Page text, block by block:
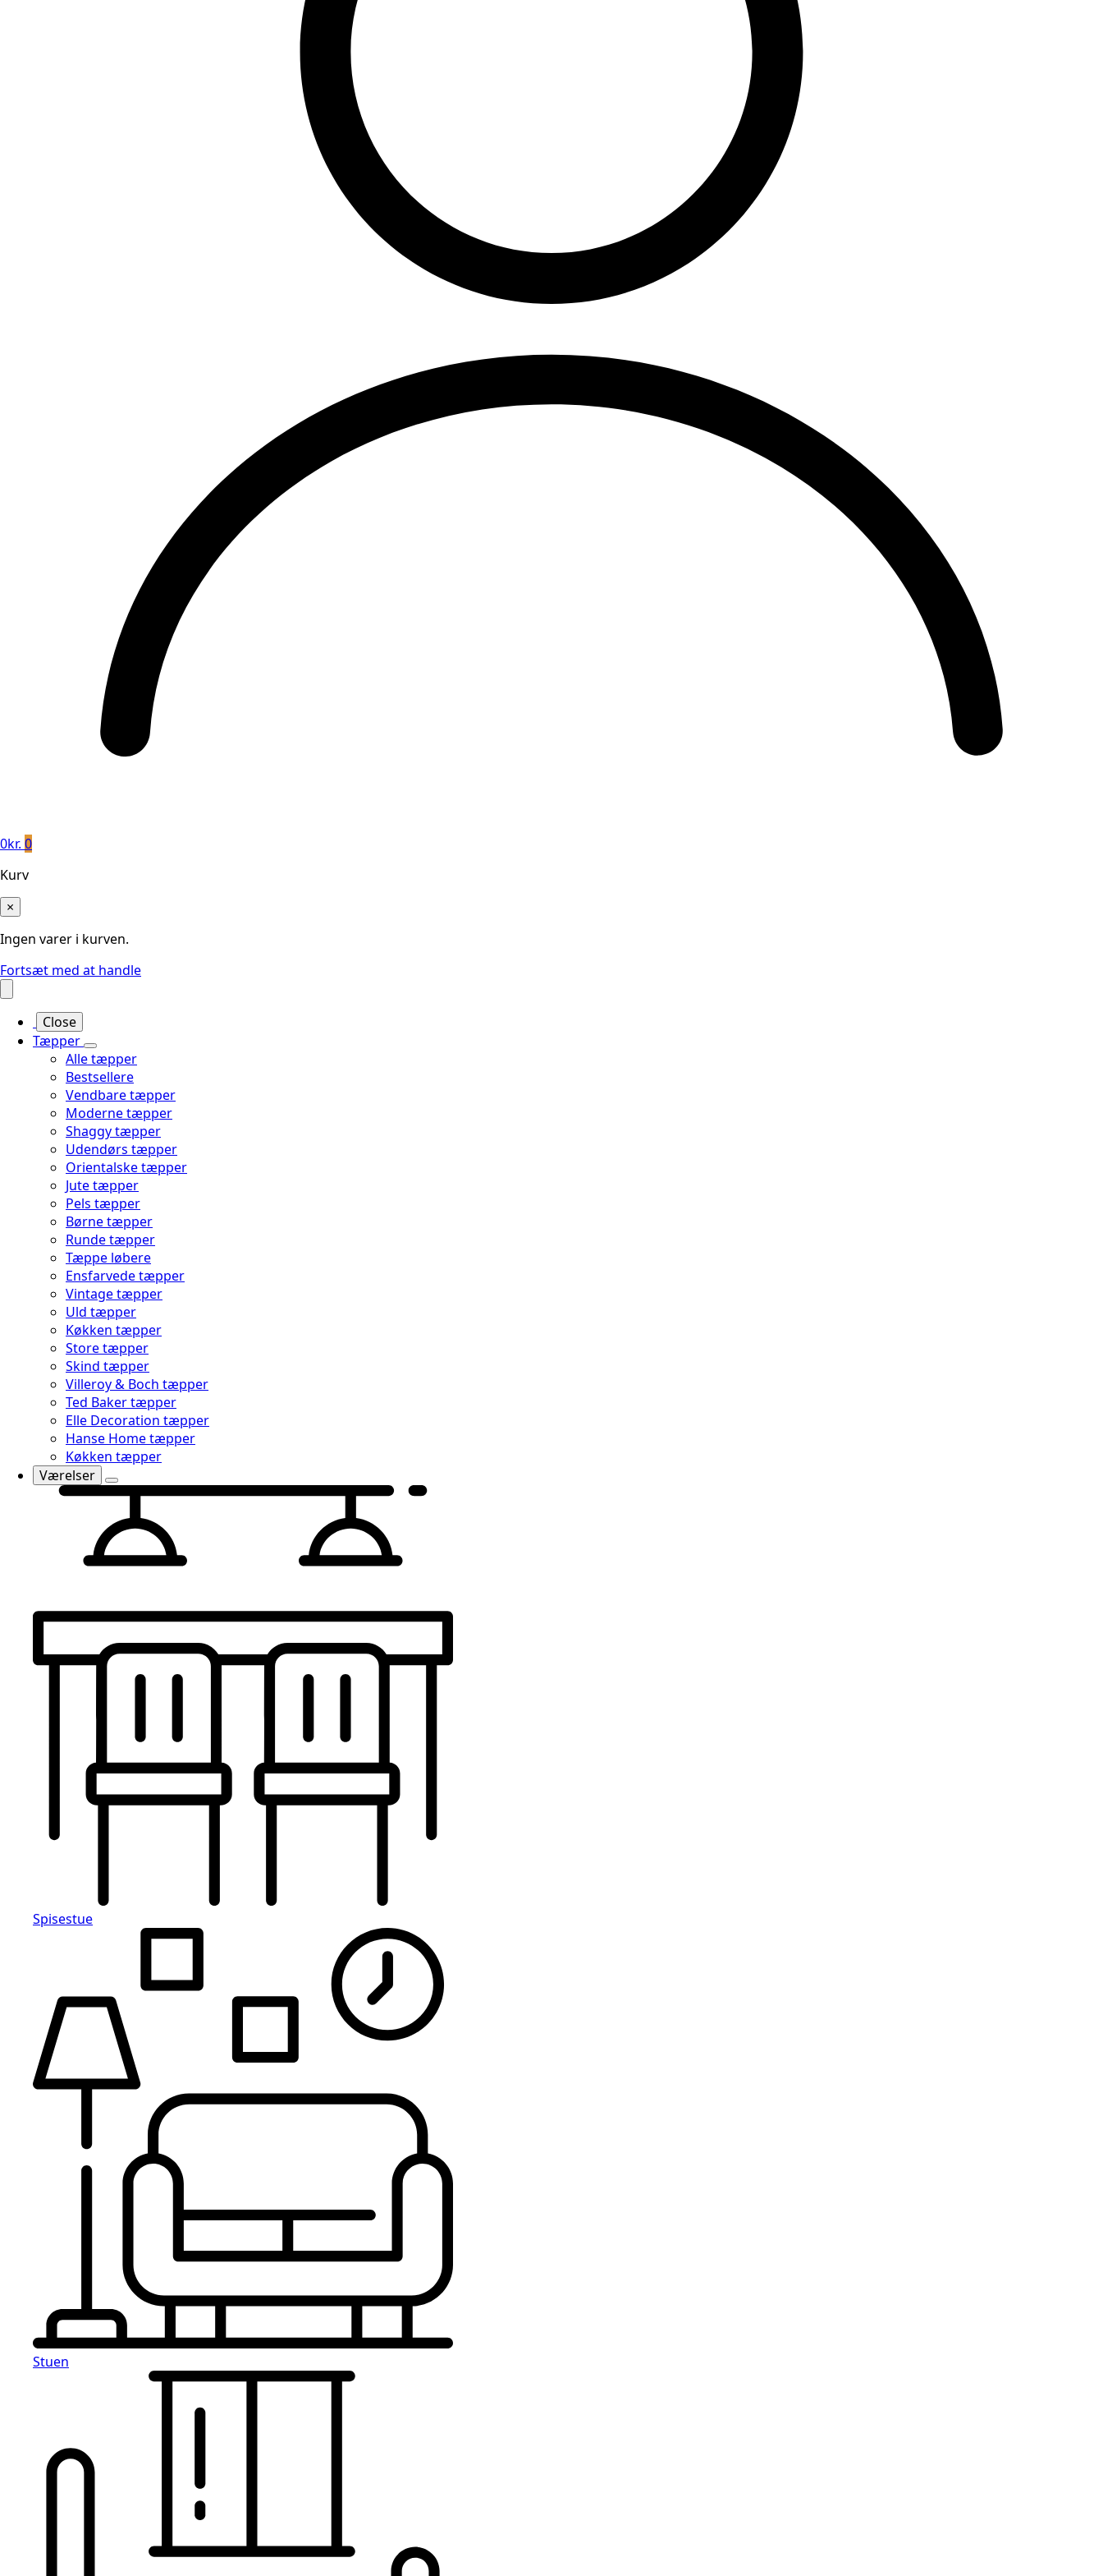
0kr. 0
Kurv
×
Ingen varer i kurven.
Fortsæt med at handle
Close
Tæpper
Alle tæpper
Bestsellere
Vendbare tæpper
Moderne tæpper
Shaggy tæpper
Udendørs tæpper
Orientalske tæpper
Jute tæpper
Pels tæpper
Børne tæpper
Runde tæpper
Tæppe løbere
Ensfarvede tæpper
Vintage tæpper
Uld tæpper
Køkken tæpper
Store tæpper
Skind tæpper
Villeroy & Boch tæpper
Ted Baker tæpper
Elle Decoration tæpper
Hanse Home tæpper
Køkken tæpper
Værelser
Spisestue
Stuen